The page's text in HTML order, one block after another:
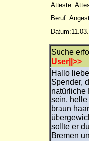
Atteste:
Beruf:
Suche
User||>>
Hallo
Spender,
natürliche
sein, helle
braun
sollte er
Bremen